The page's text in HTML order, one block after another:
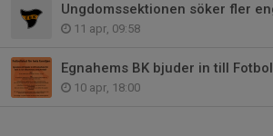
Ungdomssektionen söker fler
11 apr, 09:58
Egnahems BK bjuder in till
10 apr, 18:00